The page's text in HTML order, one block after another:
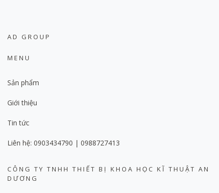
AD GROUP
MENU
Sản phẩm
Giới thiệu
Tin tức
Liên hệ: 0903434790 | 0988727413
CÔNG TY TNHH THIẾT BỊ KHOA HỌC KĨ THUẬT AN
DƯƠNG